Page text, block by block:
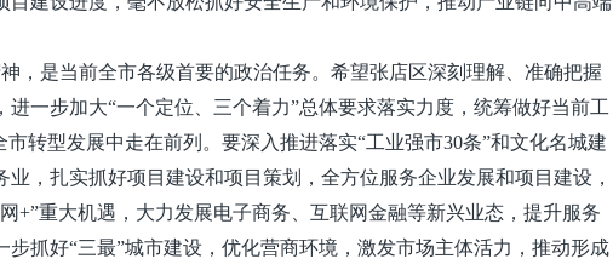
，是当前全市各级首要的政治任务。希望张店区深刻理解、准确把握
一步加大“一个定位、三个着力”总体要求落实力度，统筹做好当前工
转型发展中走在前列。要深入推进落实“工业强市30条”和文化名城建
，扎实抓好项目建设和项目策划，全方位服务企业发展和项目建设，
+”重大机遇，大力发展电子商务、互联网金融等新兴业态，提升服务
抓好“三最”城市建设，优化营商环境，激发市场主体活力，推动形成